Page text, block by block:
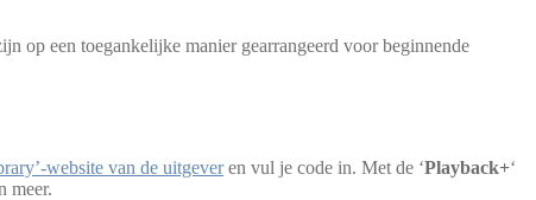
op een toegankelijke manier gearrangeerd voor beginnende
website van de uitgeveren vul je code in. Met de ‘Playback+‘
meer.